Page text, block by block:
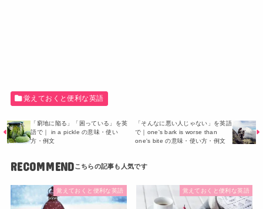
覚えておくと便利な英語
「窮地に陥る」「困っている」を英
語で｜ in a pickle の意味・使い
方・例文
「そんなに悪い人じゃない」を英語
で｜one's bark is worse than
one's bite の意味・使い方・例文
RECOMMEND
覚えておくと便利な英語 覚えておくと便利な英語